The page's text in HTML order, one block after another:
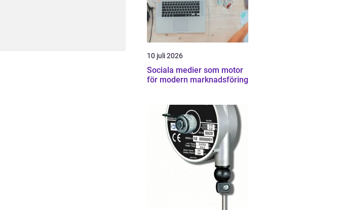
10 juli 2026
Sociala medier som motor
för modern marknadsföring